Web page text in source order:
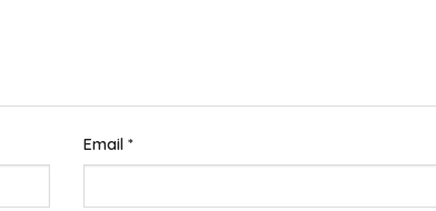
Email *